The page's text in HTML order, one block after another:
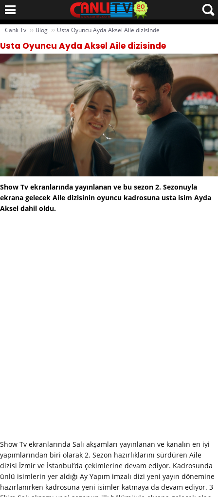
Canlı Tv ›› Blog ›› Usta Oyuncu Ayda Aksel Aile dizisinde
Usta Oyuncu Ayda Aksel Aile dizisinde
Show Tv ekranlarında yayınlanan ve bu sezon 2. Sezonuyla
ekrana gelecek Aile dizisinin oyuncu kadrosuna usta isim Ayda
Aksel dahil oldu.
Show Tv ekranlarında Salı akşamları yayınlanan ve kanalın en iyi
yapımlarından biri olarak 2. Sezon hazırlıklarını sürdüren Aile
dizisi İzmir ve İstanbul’da çekimlerine devam ediyor. Kadrosunda
ünlü isimlerin yer aldığı Ay Yapım imzalı dizi yeni yayın dönemine
hazırlanırken kadrosuna yeni isimler katmaya da devam ediyor. 3